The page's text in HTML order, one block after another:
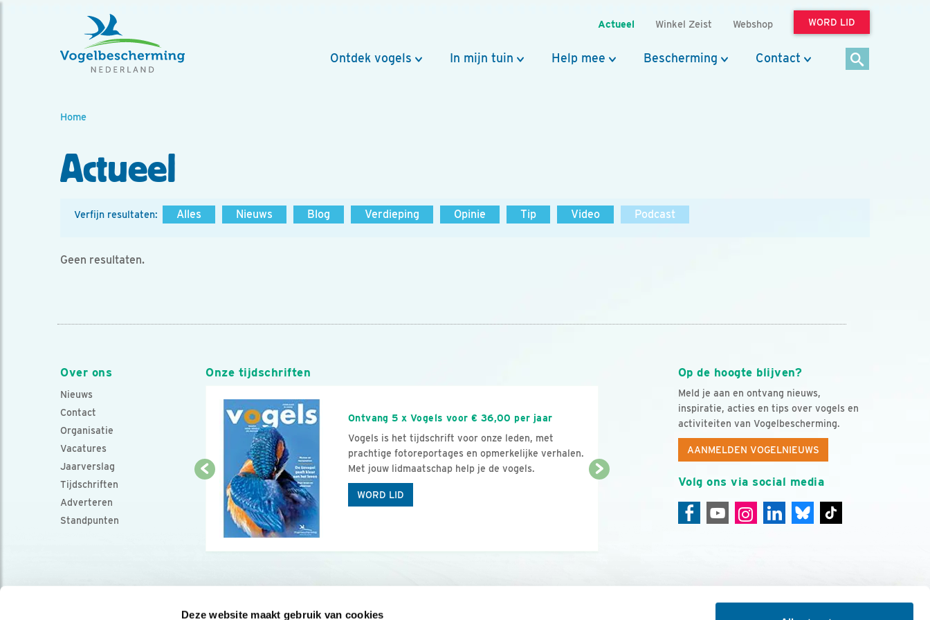
Deze website maakt gebruik van cookies
Actueel Winkel Zeist Webshop WORD LID
Ontdek vogels In mijn tuin Help mee Bescherming Contact
Home
Actueel
Verfijn resultaten: Alles Nieuws Blog Verdieping Opinie Tip Video Podcast
Geen resultaten.
Over ons
Nieuws
Contact
Organisatie
Vacatures
Jaarverslag
Tijdschriften
Adverteren
Standpunten
Op de hoogte blijven?
Meld je aan en ontvang nieuws,
inspiratie, acties en tips over vogels en
activiteiten van Vogelbescherming.
AANMELDEN VOGELNIEUWS
Volg ons via social media
Onze tijdschriften
Ontvang 5 x Vogels voor € 36,00 per jaar
Vogels is het tijdschrift voor onze leden, met
prachtige fotoreportages en opmerkelijke verhalen.
Met jouw lidmaatschap help je de vogels.
WORD LID